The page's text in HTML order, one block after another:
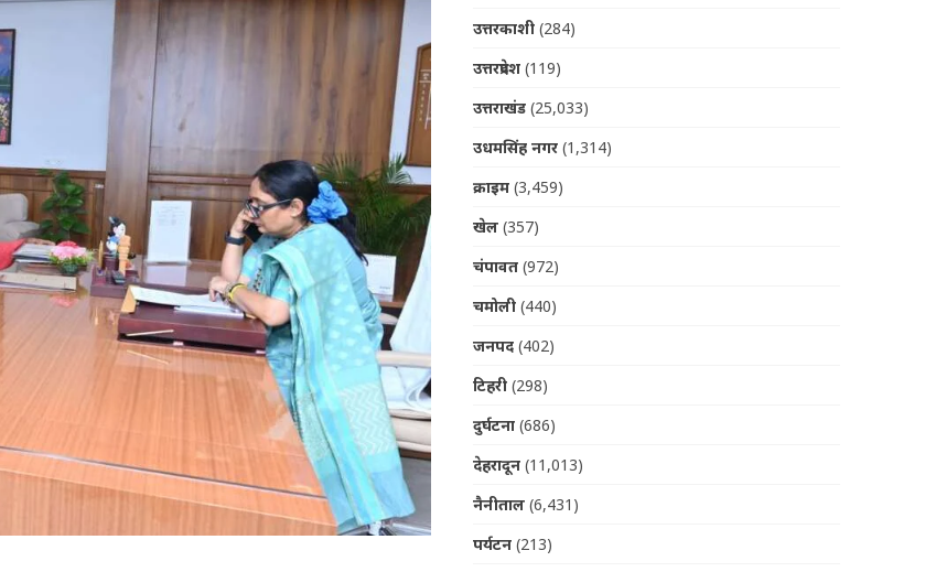
उत्तरकाशी(284)
उत्तरप्रदेश(119)
उत्तराखंड(25,033)
उधमसिंह नगर(1,314)
क्राइम(3,459)
खेल(357)
चंपावत(972)
चमोली(440)
जनपद(402)
टिहरी(298)
दुर्घटना(686)
देहरादून(11,013)
नैनीताल(6,431)
पर्यटन(213)